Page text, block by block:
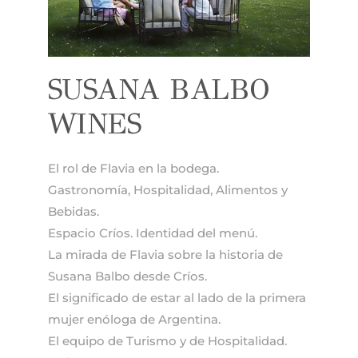
SUSANA BALBO
WINES
El rol de Flavia en la bodega.
Gastronomía, Hospitalidad, Alimentos y
Bebidas.
Espacio Críos. Identidad del menú.
La mirada de Flavia sobre la historia de
Susana Balbo desde Críos.
El significado de estar al lado de la primera
mujer enóloga de Argentina.
El equipo de Turismo y de Hospitalidad.